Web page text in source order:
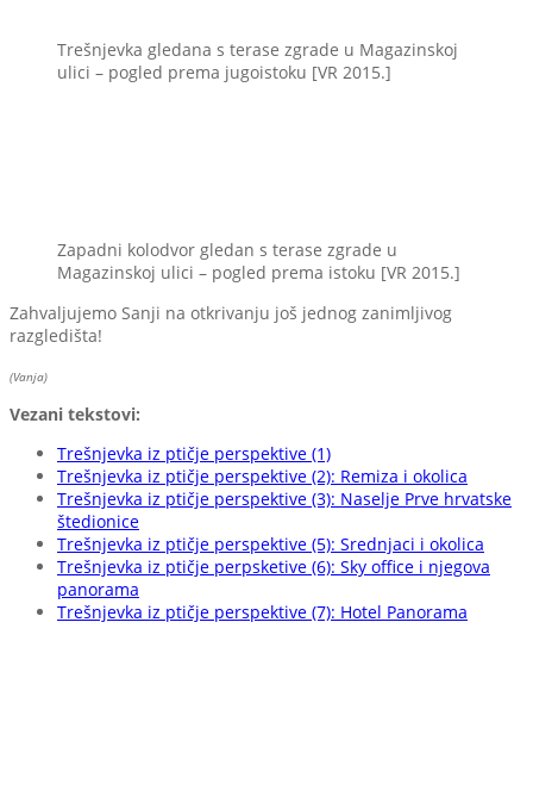
Trešnjevka gledana s terase zgrade u Magazinskoj
ulici – pogled prema jugoistoku [VR 2015.]
Zapadni kolodvor gledan s terase zgrade u
Magazinskoj ulici – pogled prema istoku [VR 2015.]
Zahvaljujemo Sanji na otkrivanju još jednog zanimljivog
razgledišta!
(Vanja)
Vezani tekstovi:
Trešnjevka iz ptičje perspektive (1)
Trešnjevka iz ptičje perspektive (2): Remiza i okolica
Trešnjevka iz ptičje perspektive (3): Naselje Prve hrvatske
štedionice
Trešnjevka iz ptičje perspektive (5): Srednjaci i okolica
Trešnjevka iz ptičje perpsketive (6): Sky office i njegova
panorama
Trešnjevka iz ptičje perspektive (7): Hotel Panorama